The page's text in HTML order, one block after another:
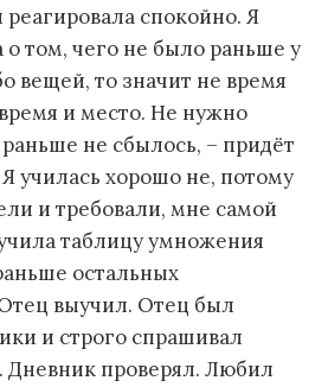
спокойно. Я
том, чего не было раньше у
вещей, то значит не время
и место. Не нужно
не сбылось, – придёт
училась хорошо не, потому
и требовали, мне самой
таблицу умножения
остальных
выучил. Отец был
и строго спрашивал
Дневник проверял. Любил